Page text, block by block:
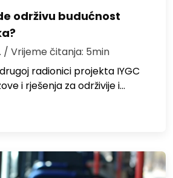
održivu budućnost
/ Vrijeme čitanja: 5min
radionici projekta IYGC
i rješenja za održivije i…